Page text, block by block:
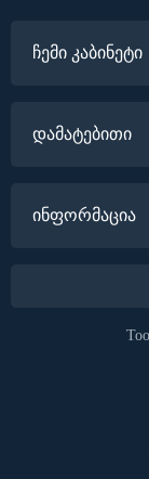
ჩემი კაბინეტი
დამატებითი
ინფორმაცია